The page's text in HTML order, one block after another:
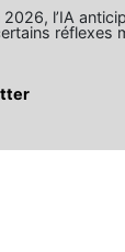
l’IA
réflexes